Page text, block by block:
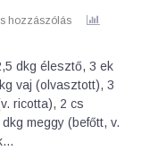
hozzászólás
dkg élesztő, 3 ek
vaj (olvasztott), 3
ricotta), 2 cs
meggy (befőtt, v.